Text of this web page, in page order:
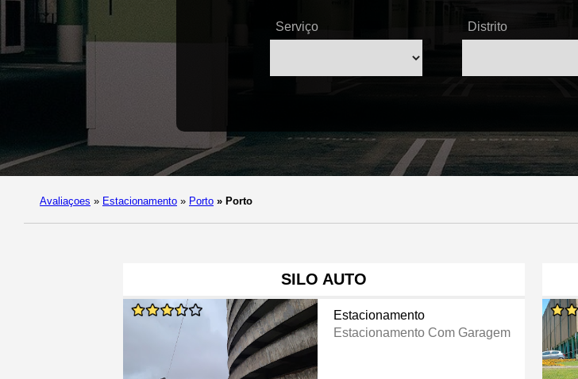
Serviço Distrito
Avaliaçoes » Estacionamento » Porto » Porto
SILO AUTO
Estacionamento
Estacionamento Com Garagem